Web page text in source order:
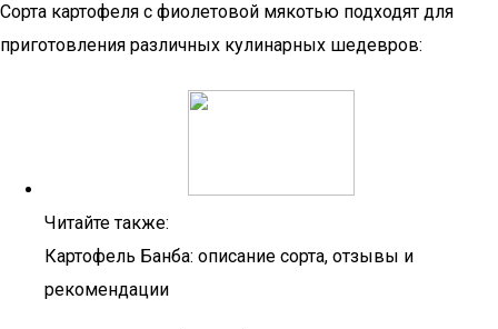
Сорта картофеля с фиолетовой мякотью подходят для
приготовления различных кулинарных шедевров:
Читайте также:
Картофель Банба: описание сорта, отзывы и
рекомендации